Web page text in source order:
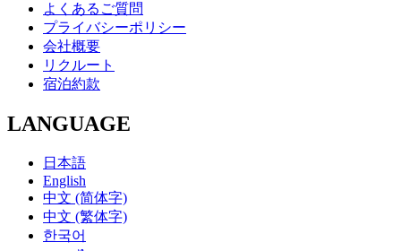
よくあるご質問
プライバシーポリシー
会社概要
リクルート
宿泊約款
LANGUAGE
日本語
English
中文 (简体字)
中文 (繁体字)
한국어